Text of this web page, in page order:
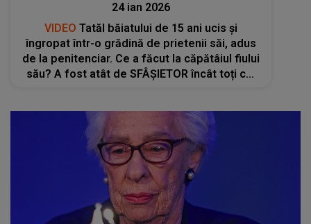
24 ian 2026
VIDEO Tatăl băiatului de 15 ani ucis și
îngropat într-o grădină de prietenii săi, adus
de la penitenciar. Ce a făcut la căpătâiul fiului
său? A fost atât de SFÂȘIETOR încât toți cei